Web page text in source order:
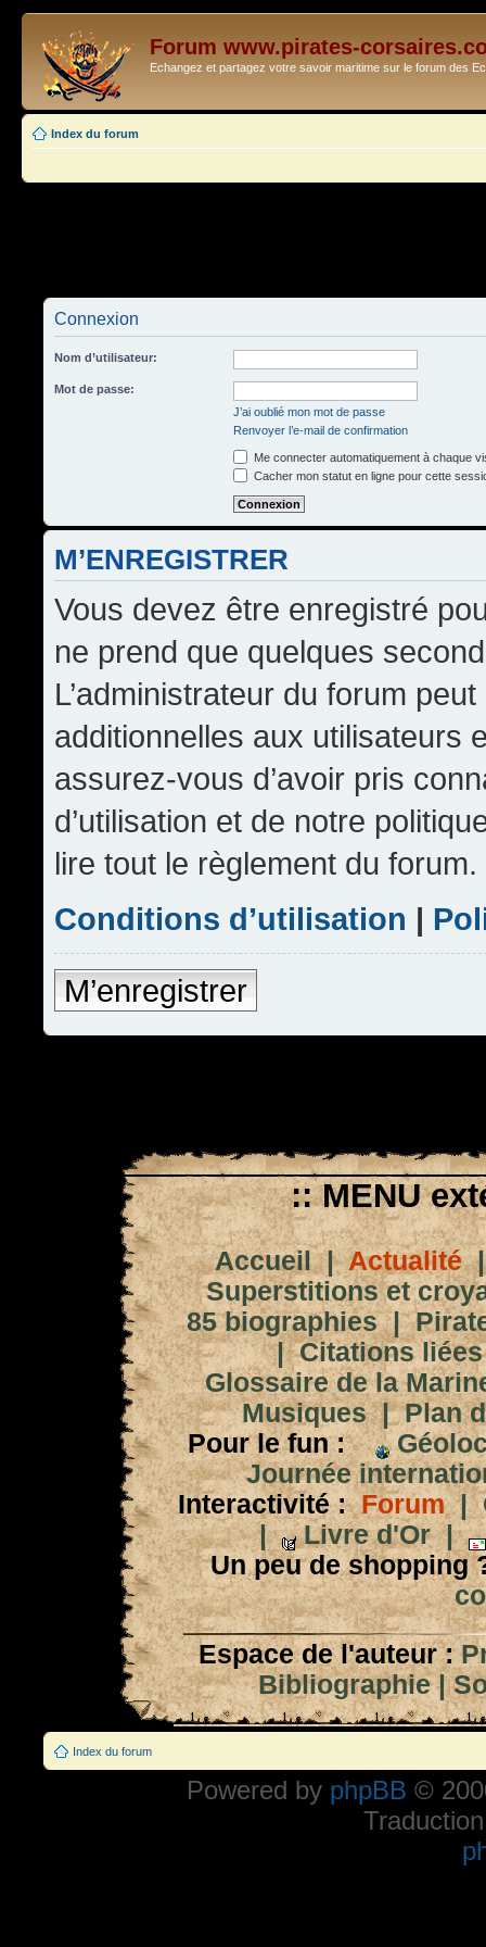
Forum www.pirates-
Echangez et partagez votre savoir maritime sur le forum des
Index du forum
Connexion
Nom d’utilisateur:
Mot de passe:
J’ai oublié mon mot de passe
Renvoyer l’e-mail de confirmation
Me connecter automatiquement à chaque
Cacher mon statut en ligne pour cette
M’ENREGISTRER
Vous devez être enregistré
ne prend que quelques
L’administrateur du forum
additionnelles aux utilisateurs
assurez-vous d’avoir pris
d’utilisation et de notre
lire tout le règlement du forum.
Conditions d’utilisation |
M’enregistrer
:: MENU
Accueil|Actualité
Superstitions et
85 biographies|
|Citations
Glossaire de la
Musiques|Plan
Pour le fun :
Journée
Interactivité : Forum|
|
Livre d'Or|
Un peu de shopping
Espace de l'auteur :
Bibliographie|
Index du forum
Powered by phpBB ©